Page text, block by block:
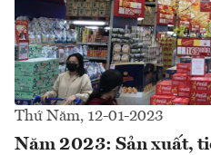
Thứ Năm, 12-01-2023
Năm 2023: Sản xuất,